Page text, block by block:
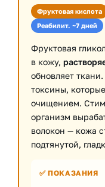
Фруктовая кислота
Реабилит. ~7 дней
Фруктовая
в кожу,
обновляет
токсины,
очищением.
организм
волокон — кожа
подтянутой,
✅ ПОКАЗАНИЯ